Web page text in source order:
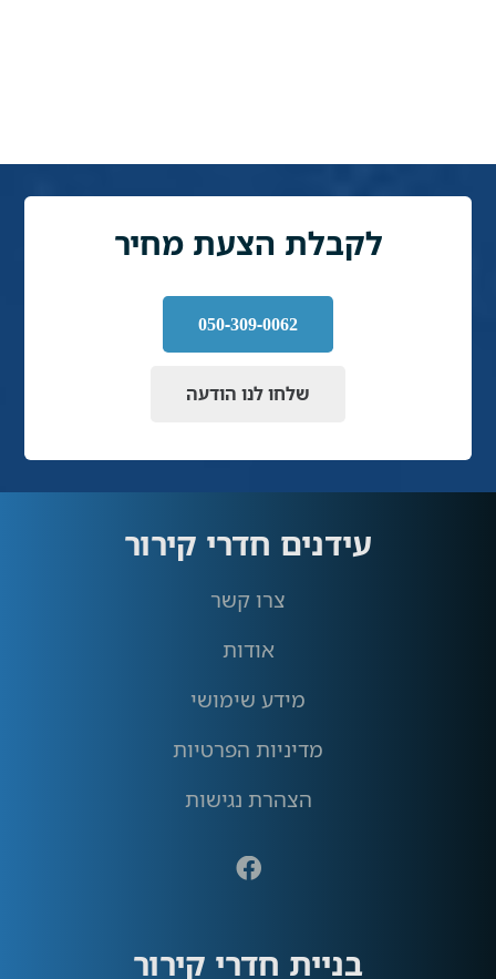
לקבלת הצעת מחיר
050-309-0062
שלחו לנו הודעה
עידנים חדרי קירור
צרו קשר
אודות
מידע שימושי
מדיניות הפרטיות
הצהרת נגישות
בניית חדרי קירור